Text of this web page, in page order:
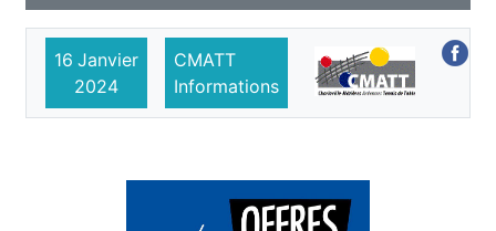
16 Janvier
2024
CMATT
Informations